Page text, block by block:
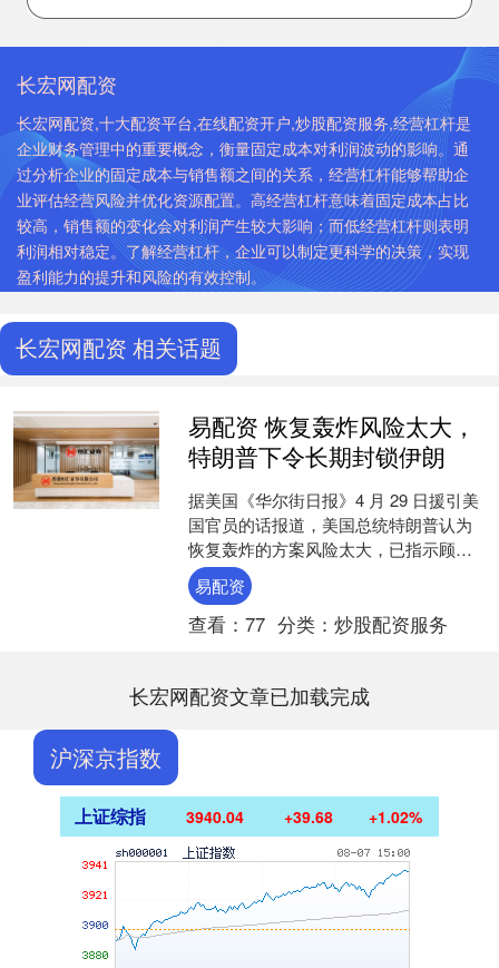
长宏网配资
长宏网配资,十大配资平台,在线配资开户,炒股配资服务,经营杠杆是
企业财务管理中的重要概念，衡量固定成本对利润波动的影响。通
过分析企业的固定成本与销售额之间的关系，经营杠杆能够帮助企
业评估经营风险并优化资源配置。高经营杠杆意味着固定成本占比
较高，销售额的变化会对利润产生较大影响；而低经营杠杆则表明
利润相对稳定。了解经营杠杆，企业可以制定更科学的决策，实现
盈利能力的提升和风险的有效控制。
长宏网配资 相关话题
易配资 恢复轰炸风险太大，
特朗普下令长期封锁伊朗
据美国《华尔街日报》4 月 29 日援引美
国官员的话报道，美国总统特朗普认为
恢复轰炸的方案风险太大，已指示顾问
为长期封锁伊朗做准备。 报道说："特朗
普已指示顾问....
易配资
查看： 77 分类： 炒股配资服务
长宏网配资文章已加载完成
沪深京指数
上证综指 3940.04 +39.68 +1.02%